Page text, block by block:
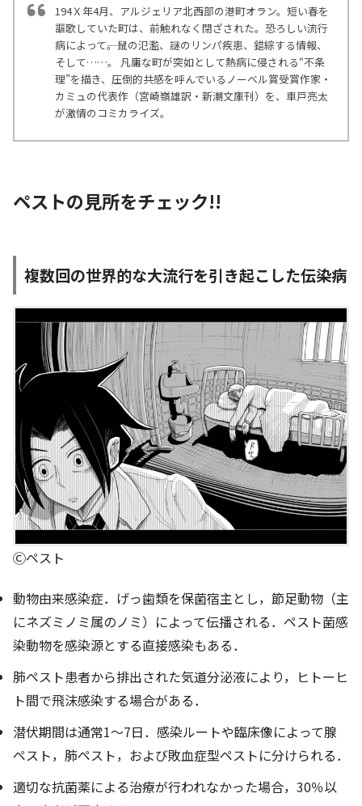
194Ｘ年4月、アルジェリア北西部の港町オラン。短い春を
謳歌していた町は、前触れなく閉ざされた。恐ろしい流行
病によって――。鼠の氾濫、謎のリンパ疾患、錯綜する情報、
そして……。 凡庸な町が突如として熱病に侵される“不条
理”を描き、圧倒的共感を呼んでいるノーベル賞受賞作家・
カミュの代表作（宮崎嶺雄訳・新潮文庫刊）を、車戸亮太
が激情のコミカライズ。
ペストの見所をチェック!!
複数回の世界的な大流行を引き起こした伝染病
Ⓒペスト
動物由来感染症．げっ歯類を保菌宿主とし，節足動物（主
にネズミノミ属のノミ）によって伝播される．ペスト菌感
染動物を感染源とする直接感染もある．
肺ペスト患者から排出された気道分泌液により，ヒトーヒ
ト間で飛沫感染する場合がある．
潜伏期間は通常1〜7日．感染ルートや臨床像によって腺
ペスト，肺ペスト，および敗血症型ペストに分けられる．
適切な抗菌薬による治療が行われなかった場合，30％以